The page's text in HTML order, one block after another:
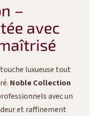
–
avec
luxueuse tout
Noble Collection
avec un
et raffinement